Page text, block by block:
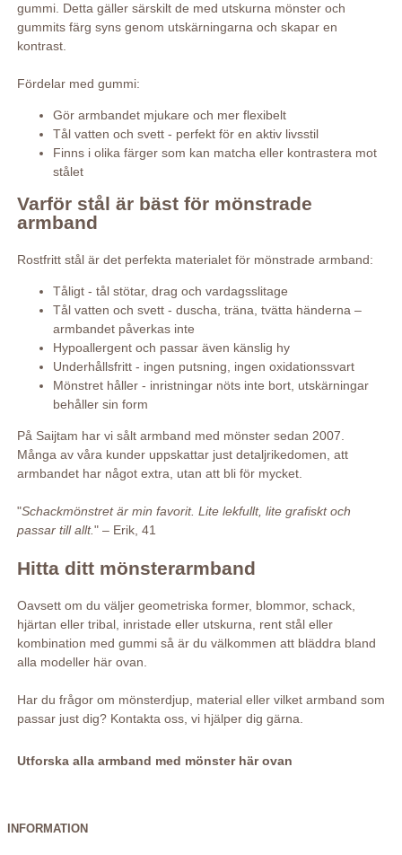
gummi. Detta gäller särskilt de med utskurna mönster och
gummits färg syns genom utskärningarna och skapar en
kontrast.
Fördelar med gummi:
Gör armbandet mjukare och mer flexibelt
Tål vatten och svett - perfekt för en aktiv livsstil
Finns i olika färger som kan matcha eller kontrastera mot
stålet
Varför stål är bäst för mönstrade
armband
Rostfritt stål är det perfekta materialet för mönstrade armband:
Tåligt - tål stötar, drag och vardagsslitage
Tål vatten och svett - duscha, träna, tvätta händerna –
armbandet påverkas inte
Hypoallergent och passar även känslig hy
Underhållsfritt - ingen putsning, ingen oxidationssvart
Mönstret håller - inristningar nöts inte bort, utskärningar
behåller sin form
På Saijtam har vi sålt armband med mönster sedan 2007.
Många av våra kunder uppskattar just detaljrikedomen, att
armbandet har något extra, utan att bli för mycket.
"Schackmönstret är min favorit. Lite lekfullt, lite grafiskt och
passar till allt." – Erik, 41
Hitta ditt mönsterarmband
Oavsett om du väljer geometriska former, blommor, schack,
hjärtan eller tribal, inristade eller utskurna, rent stål eller
kombination med gummi så är du välkommen att bläddra bland
alla modeller här ovan.
Har du frågor om mönsterdjup, material eller vilket armband som
passar just dig? Kontakta oss, vi hjälper dig gärna.
Utforska alla armband med mönster här ovan
INFORMATION